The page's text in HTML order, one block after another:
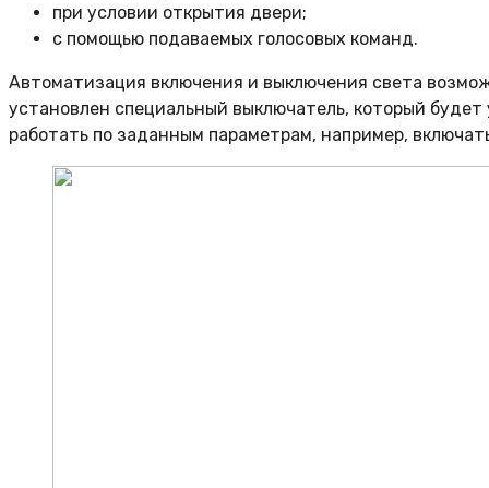
при условии открытия двери;
с помощью подаваемых голосовых команд.
Автоматизация включения и выключения света
установлен специальный выключатель, который
работать по заданным параметрам, например,